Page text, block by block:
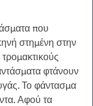
που
στημένη στην
φτάνουν
Το φάντασμα
Αφού τα